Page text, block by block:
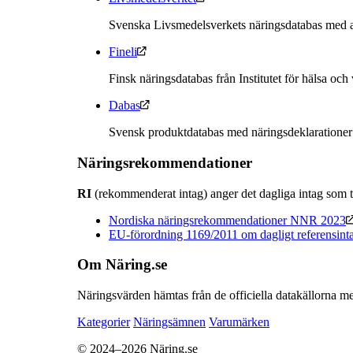
Svenska Livsmedelsverkets näringsdatabas med
Fineli
Finsk näringsdatabas från Institutet för hälsa
Dabas
Svensk produktdatabas med
Näringsrekommendationer
RI (rekommenderat intag) anger det dagliga intag
Nordiska näringsrekommendationer NNR 2023
EU-förordning 1169/2011 om dagligt
Om Näring.se
Näringsvärden hämtas från de officiella datakällorna
Kategorier Näringsämnen Varumärken
© 2024–2026 Näring.se